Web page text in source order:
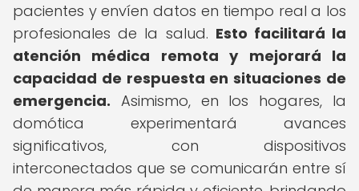
pacientes y envíen datos en tiempo real a los
profesionales de la salud. Esto facilitará la
atención médica remota y mejorará la
capacidad de respuesta en situaciones de
emergencia. Asimismo, en los hogares, la
domótica experimentará avances
significativos, con dispositivos
interconectados que se comunicarán entre sí